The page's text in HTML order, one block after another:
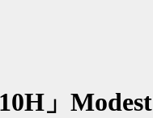
」Modest